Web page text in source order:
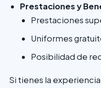
Prestaciones y
Prestaciones
Uniformes
Posibilidad de
Si tienes la